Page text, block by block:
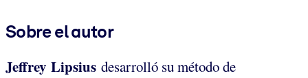
Sobre el autor
Jeffrey Lipsius desarrolló su método de